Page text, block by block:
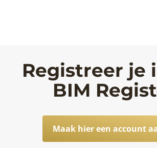
Registreer je
BIM
Maak hier een account